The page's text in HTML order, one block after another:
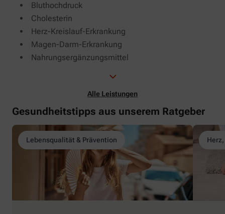
Bluthochdruck
Cholesterin
Herz-Kreislauf-Erkrankung
Magen-Darm-Erkrankung
Nahrungsergänzungsmittel
Alle Leistungen
Gesundheitstipps aus unserem Ratgeber
Lebensqualität & Prävention